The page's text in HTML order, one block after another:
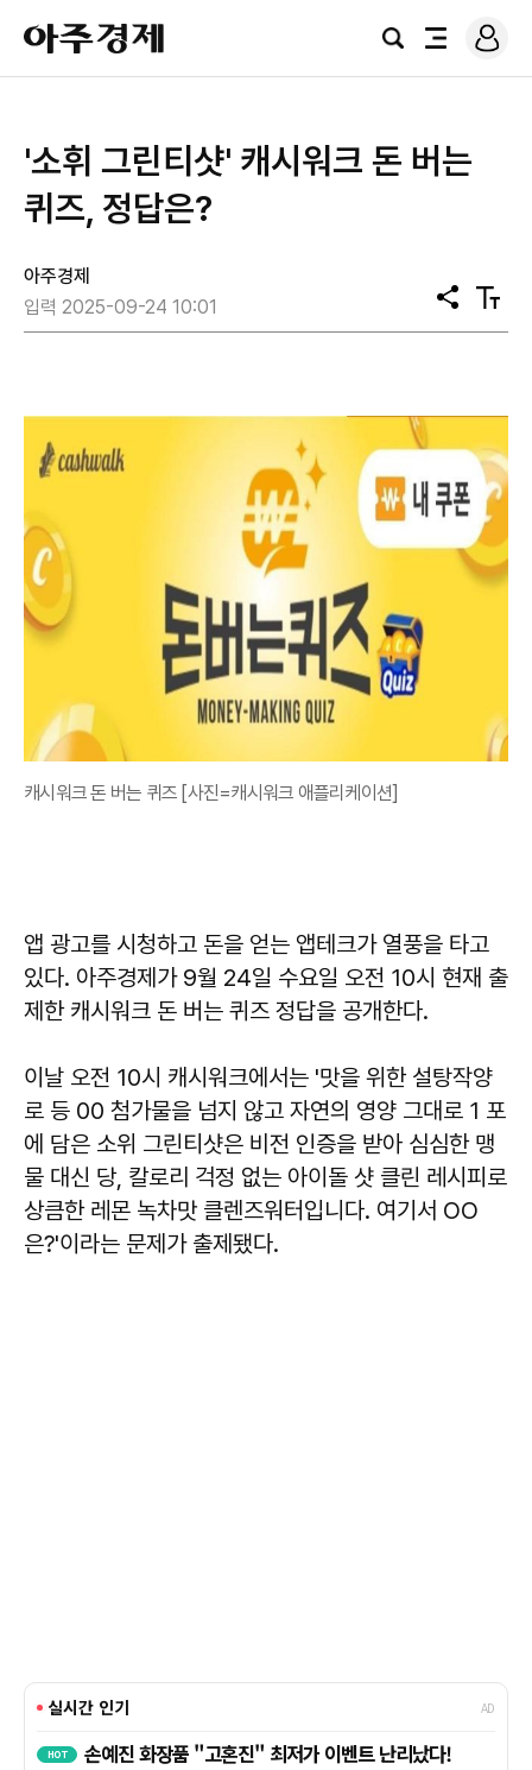
아
주
경
검
전
로
그
'소휘 그린티샷' 캐시워크 돈 버는
퀴즈, 정답은?
아주경제
입력 2025-09-24 10:01
공
유
텍
스
캐시워크 돈 버는 퀴즈 [사진=캐시워크 애플리케이션]
앱 광고를 시청하고 돈을 얻는 앱테크가 열풍을 타고
있다. 아주경제가 9월 24일 수요일 오전 10시 현재 출
제한 캐시워크 돈 버는 퀴즈 정답을 공개한다.
이날 오전 10시 캐시워크에서는 '맛을 위한 설탕작양
로 등 00 첨가물을 넘지 않고 자연의 영양 그대로 1 포
에 담은 소위 그린티샷은 비전 인증을 받아 심심한 맹
물 대신 당, 칼로리 걱정 없는 아이돌 샷 클린 레시피로
상큼한 레몬 녹차맛 클렌즈워터입니다. 여기서 OO
은?'이라는 문제가 출제됐다.